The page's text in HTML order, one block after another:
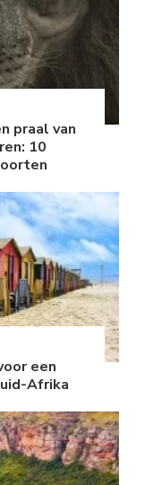
praal van
10
een
Afrika